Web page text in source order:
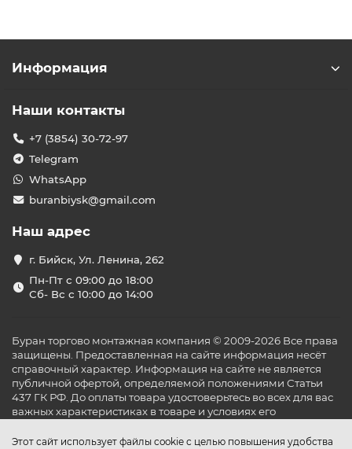
Этот сайт использует файлы cookie с целью повышения удобства
Информация
Наши контакты
+7 (3854) 30-72-97
Telegram
WhatsApp
buranbiysk@gmail.com
Наш адрес
г. Бийск, Ул. Ленина, 262
Пн-Пт с 09:00 до 18:00
Сб- Вс с 10:00 до 14:00
Буран торгово монтажная компания © 2009-2026 Все права
защищены. Предоставленная на сайте информация несёт
справочный характер. Информация на сайте не является
публичной офертой, определяемой положениями Статьи
437 ГК РФ. До оплаты товара удостоверьтесь во всех для вас
важных характеристиках в товаре и условиях его